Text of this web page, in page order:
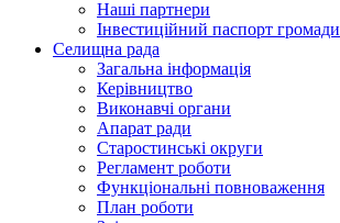
Наші партнери
Інвестиційний паспорт громади
Селищна рада
Загальна інформація
Керівництво
Виконавчі органи
Апарат ради
Старостинські округи
Регламент роботи
Функціональні повноваження
План роботи